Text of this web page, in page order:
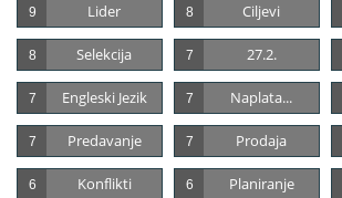
Lider
9 Ciljevi
8
Selekcija
8 27.2.
7
Engleski Jezik
7 Naplata...
7
Predavanje
7 Prodaja
7
Konflikti
6 Planiranje
6